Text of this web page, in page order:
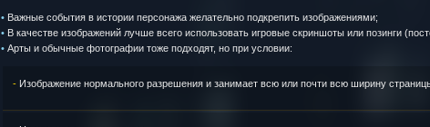
• Важные события в истории персонажа желательно подкрепить изображениями;
• В качестве изображений лучше всего использовать игровые скриншоты или позинги
• Арты и обычные фотографии тоже подходят, но при условии:
- Изображение нормального разрешения и занимает всю или почти всю ширину